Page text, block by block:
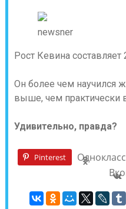
newsner
Рост Кевина
Он более чем научился
выше, чем практически
Удивительно, правда?
Pinterest